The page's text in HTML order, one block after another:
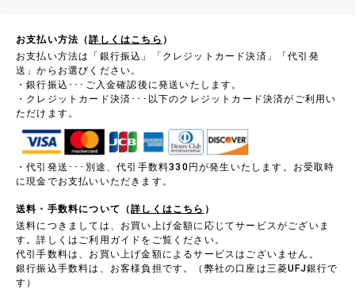
お支払い方法（詳しくはこちら ）
お支払い方法は「銀行振込」「クレジットカード決済」「代引発
送」からお選びください。
・銀行振込･･･ご入金確認後に発送いたします。
・クレジットカード決済･･･以下のクレジットカード決済がご利用い
ただけます。
・代引発送･･･別途、代引手数料330円が発生いたします。お受取時
に現金でお支払いいただきます。
送料・手数料について（詳しくはこちら ）
送料につきましては、お買い上げ金額に応じてサービスがございま
す。詳しくはご利用ガイドをご覧ください。
代引手数料は、お買い上げ金額によるサービスはございません。
銀行振込手数料は、お客様負担です。（弊社の口座は三菱UFJ銀行で
す）